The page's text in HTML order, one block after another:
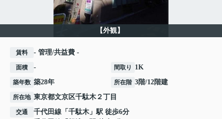
【外観】
賃料 - 管理/共益費 -
面積 - 間取り 1K
築年数 築28年 所在階 3階/12階建
所在地 東京都文京区千駄木 ２丁目
交通 千代田線 「 千駄木 」駅 徒歩6分